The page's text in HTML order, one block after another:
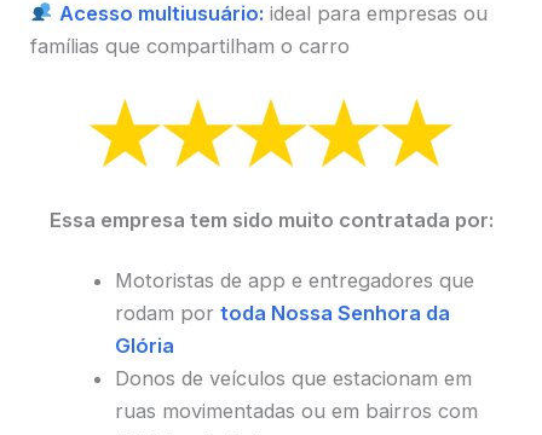
Acesso multiusuário: ideal para empresas ou
famílias que compartilham o carro
Essa empresa tem sido muito contratada por:
Motoristas de app e entregadores que
rodam por toda Nossa Senhora da
Glória
Donos de veículos que estacionam em
ruas movimentadas ou em bairros com